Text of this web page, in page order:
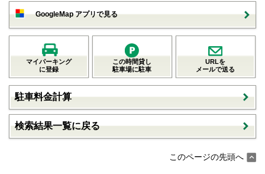
GoogleMap アプリで見る
マイパーキング
に登録
この時間貸し
駐車場に駐車
URLを
メールで送る
駐車料金計算
検索結果一覧に戻る
このページの先頭へ